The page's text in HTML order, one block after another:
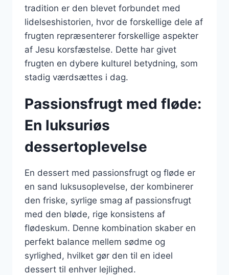
tradition er den blevet forbundet med
lidelseshistorien, hvor de forskellige dele af
frugten repræsenterer forskellige aspekter
af Jesu korsfæstelse. Dette har givet
frugten en dybere kulturel betydning, som
stadig værdsættes i dag.
Passionsfrugt med fløde:
En luksuriøs
dessertoplevelse
En dessert med passionsfrugt og fløde er
en sand luksusoplevelse, der kombinerer
den friske, syrlige smag af passionsfrugt
med den bløde, rige konsistens af
flødeskum. Denne kombination skaber en
perfekt balance mellem sødme og
syrlighed, hvilket gør den til en ideel
dessert til enhver lejlighed.